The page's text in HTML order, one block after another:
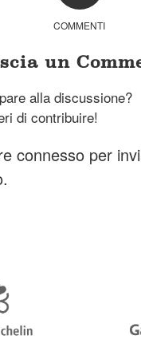
COMMENTI
un
alla discussione?
di contribuire!
connessoper